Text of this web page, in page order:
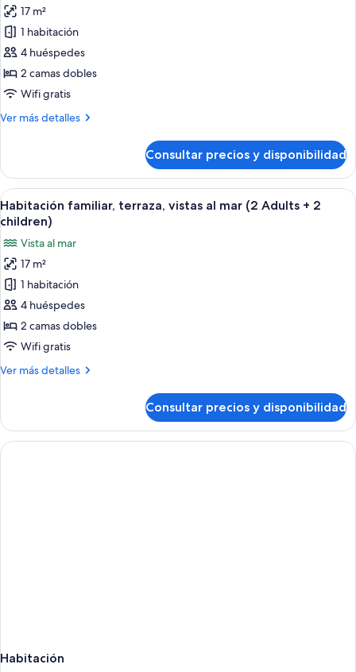
(2
Adults
+
child)
fotos
de
Habitación
familiar,
terraza,
al
Adults
+
1
17 m²
1 habitación
4 huéspedes
2 camas dobles
Wifi gratis
Ver más detalles
Más
familiar,
terraza,
vistas
al
(3
Adults
+
Child)
Consultar precios y disponibilidad
Abrir
todas
fotos
de
Habitación
familiar,
terraza,
vistas
mar
+
2
Habitación de hotel con dos camas,
5
Habitación familiar, terraza, vistas al mar (2 Adults + 2
children)
Vista al mar
17 m²
1 habitación
4 huéspedes
2 camas dobles
Wifi gratis
Ver más detalles
Más
familiar,
terraza,
vistas
Consultar precios y disponibilidad
Habitación